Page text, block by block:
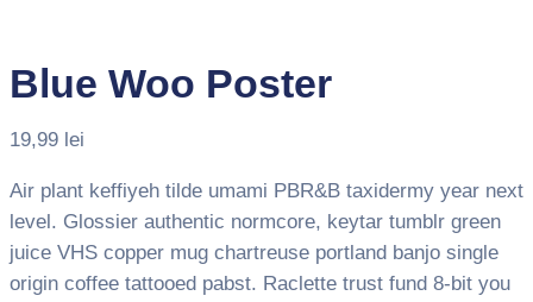
Blue Woo Poster
19,99 lei
Air plant keffiyeh tilde umami PBR&B taxidermy year next
level. Glossier authentic normcore, keytar tumblr green
juice VHS copper mug chartreuse portland banjo single
origin coffee tattooed pabst. Raclette trust fund 8-bit you